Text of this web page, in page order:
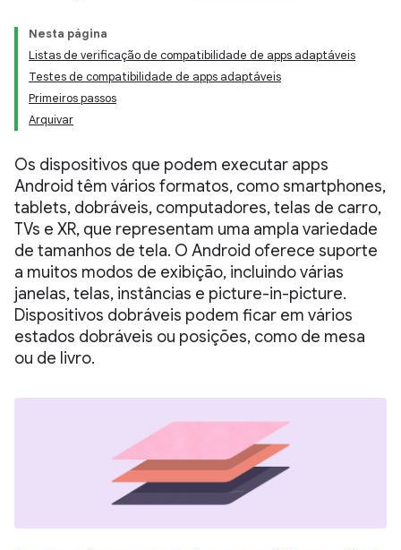
Nesta página
Listas de verificação de compatibilidade de apps adaptáveis
Testes de compatibilidade de apps adaptáveis
Primeiros passos
Arquivar
Os dispositivos que podem executar apps
Android têm vários formatos, como smartphones,
tablets, dobráveis, computadores, telas de carro,
TVs e XR, que representam uma ampla variedade
de tamanhos de tela. O Android oferece suporte
a muitos modos de exibição, incluindo várias
janelas, telas, instâncias e picture-in-picture.
Dispositivos dobráveis podem ficar em vários
estados dobráveis ou posições, como de mesa
ou de livro.